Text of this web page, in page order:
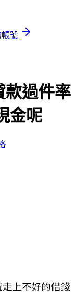
號
款過件率
金呢
上不好的借錢